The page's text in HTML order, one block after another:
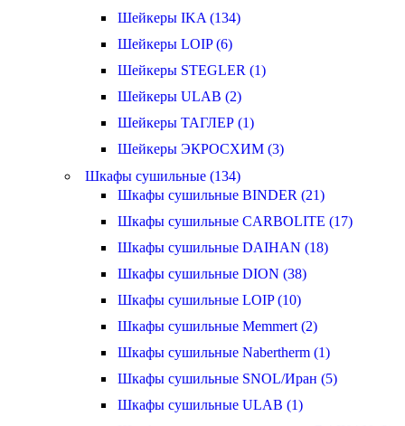
Шейкеры IKA (134)
Шейкеры LOIP (6)
Шейкеры STEGLER (1)
Шейкеры ULAB (2)
Шейкеры ТАГЛЕР (1)
Шейкеры ЭКРОСХИМ (3)
Шкафы сушильные (134)
Шкафы сушильные BINDER (21)
Шкафы сушильные CARBOLITE (17)
Шкафы сушильные DAIHAN (18)
Шкафы сушильные DION (38)
Шкафы сушильные LOIP (10)
Шкафы сушильные Memmert (2)
Шкафы сушильные Nabertherm (1)
Шкафы сушильные SNOL/Иран (5)
Шкафы сушильные ULAB (1)